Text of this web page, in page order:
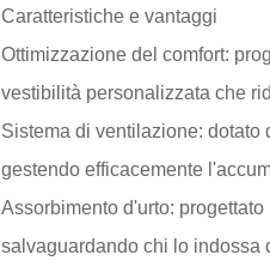
Caratteristiche e vantaggi
Ottimizzazione del comfort:
vestibilità personalizzata che
Sistema di ventilazione:
gestendo efficacemente
Assorbimento d'urto:
salvaguardando chi lo indossa